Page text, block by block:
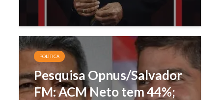
POLÍTICA
Pesquisa Opnus/Salvador
FM: ACM Neto tem 44%;